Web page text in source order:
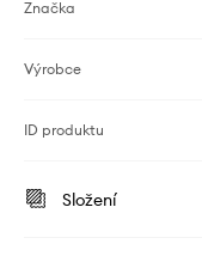
Značka
Výrobce
ID produktu
Složení